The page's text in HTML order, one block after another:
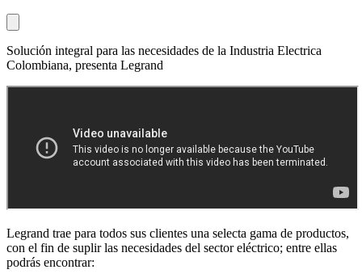
Solución integral para las necesidades de la Industria Electrica
Colombiana, presenta Legrand
Legrand trae para todos sus clientes una selecta gama de productos,
con el fin de suplir las necesidades del sector eléctrico; entre ellas
podrás encontrar: